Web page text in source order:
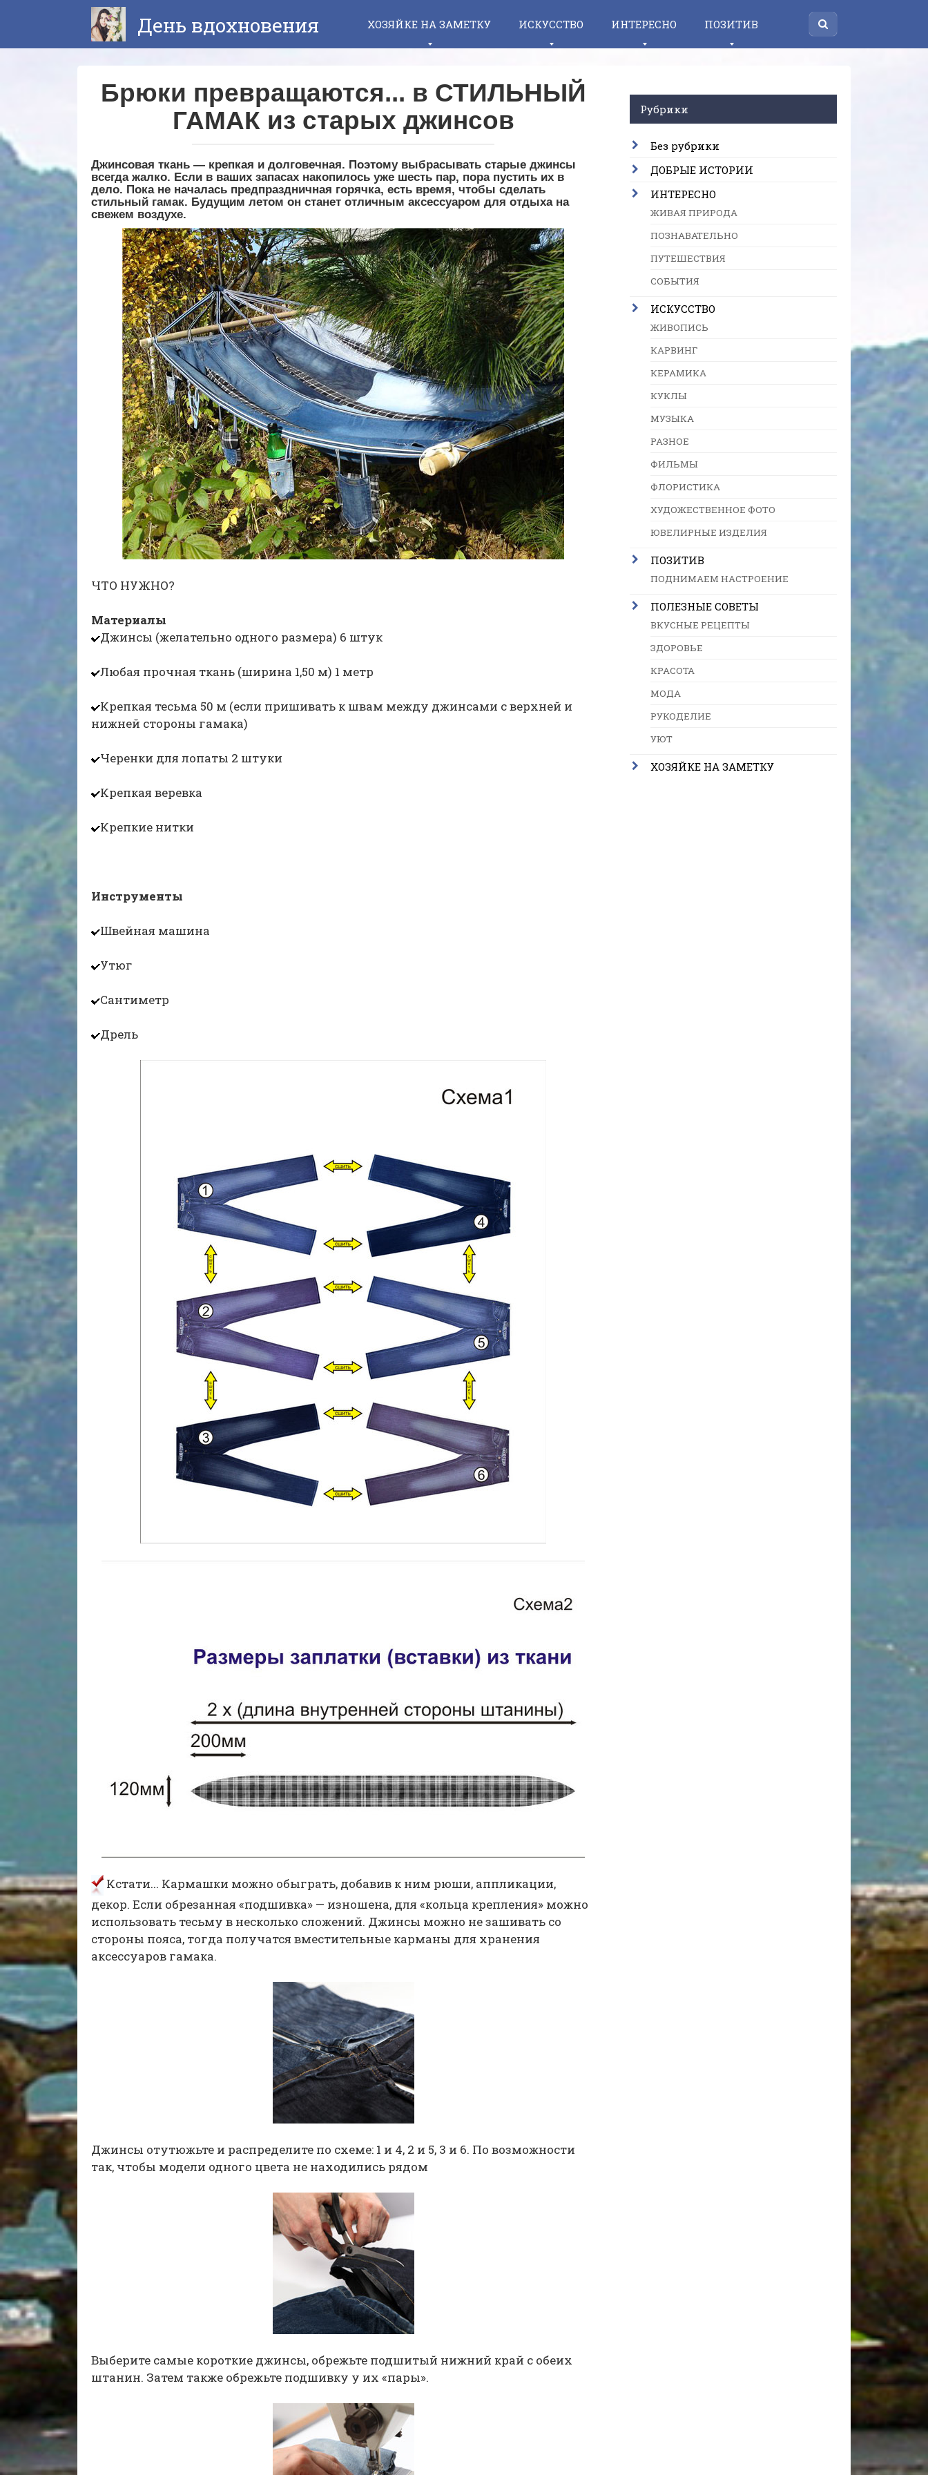
День вдохновения ХОЗЯЙКЕ НА ЗАМЕТКУ ИСКУССТВО ИНТЕРЕСНО ПОЗИТИВ
Брюки превращаются... в СТИЛЬНЫЙ
ГАМАК из старых джинсов
Джинсовая ткань — крепкая и долговечная. Поэтому выбрасывать старые джинсы
всегда жалко. Если в ваших запасах накопилось уже шесть пар, пора пустить их в
дело. Пока не началась предпраздничная горячка, есть время, чтобы сделать
стильный гамак. Будущим летом он станет отличным аксессуаром для отдыха на
свежем воздухе.
ЧТО НУЖНО?
Материалы
Джинсы (желательно одного размера) 6 штук
Любая прочная ткань (ширина 1,50 м) 1 метр
Крепкая тесьма 50 м (если пришивать к швам между джинсами с верхней и
нижней стороны гамака)
Черенки для лопаты 2 штуки
Крепкая веревка
Крепкие нитки
Инструменты
Швейная машина
Утюг
Сантиметр
Дрель
Кстати... Кармашки можно обыграть, добавив к ним рюши, аппликации,
декор. Если обрезанная «подшивка» — изношена, для «кольца крепления» можно
использовать тесьму в несколько сложений. Джинсы можно не зашивать со
стороны пояса, тогда получатся вместительные карманы для хранения
аксессуаров гамака.
Джинсы отутюжьте и распределите по схеме: 1 и 4, 2 и 5, 3 и 6. По возможности
так, чтобы модели одного цвета не находились рядом
Выберите самые короткие джинсы, обрежьте подшитый нижний край с обеих
штанин. Затем также обрежьте подшивку у их «пары».
Рубрики
Без рубрики
ДОБРЫЕ ИСТОРИИ
ИНТЕРЕСНО
ЖИВАЯ ПРИРОДА
ПОЗНАВАТЕЛЬНО
ПУТЕШЕСТВИЯ
СОБЫТИЯ
ИСКУССТВО
ЖИВОПИСЬ
КАРВИНГ
КЕРАМИКА
КУКЛЫ
МУЗЫКА
РАЗНОЕ
ФИЛЬМЫ
ФЛОРИСТИКА
ХУДОЖЕСТВЕННОЕ ФОТО
ЮВЕЛИРНЫЕ ИЗДЕЛИЯ
ПОЗИТИВ
ПОДНИМАЕМ НАСТРОЕНИЕ
ПОЛЕЗНЫЕ СОВЕТЫ
ВКУСНЫЕ РЕЦЕПТЫ
ЗДОРОВЬЕ
КРАСОТА
МОДА
РУКОДЕЛИЕ
УЮТ
ХОЗЯЙКЕ НА ЗАМЕТКУ